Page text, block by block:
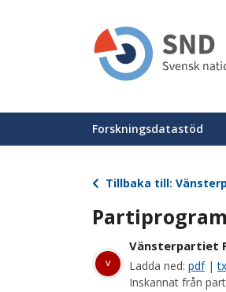
Huvudmeny
Forskningsdatastöd
Tillbaka till:
v
Vänsterpartiet
Ladda ned: pdf|
Inskannat från